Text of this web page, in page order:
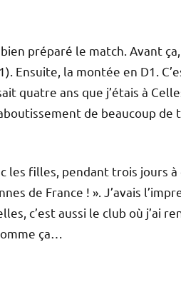
préparé le match. Avant
la montée en D1.
quatre ans que j’étais à
de beaucoup de
les filles, pendant trois jours à
de France ! ». J’avais
c’est aussi le club où j’ai
ça…